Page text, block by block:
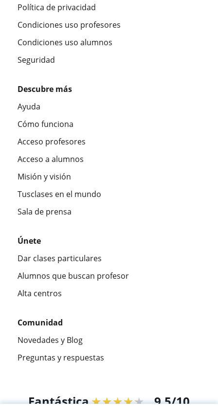
Política de privacidad
Condiciones uso profesores
Condiciones uso alumnos
Seguridad
Descubre más
Ayuda
Cómo funciona
Acceso profesores
Acceso a alumnos
Misión y visión
Tusclases en el mundo
Sala de prensa
Únete
Dar clases particulares
Alumnos que buscan profesor
Alta centros
Comunidad
Novedades y Blog
Preguntas y respuestas
Fantástica★★★★★ 9,5/10